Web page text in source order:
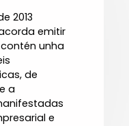
2013
emitir
unha
de
a
e